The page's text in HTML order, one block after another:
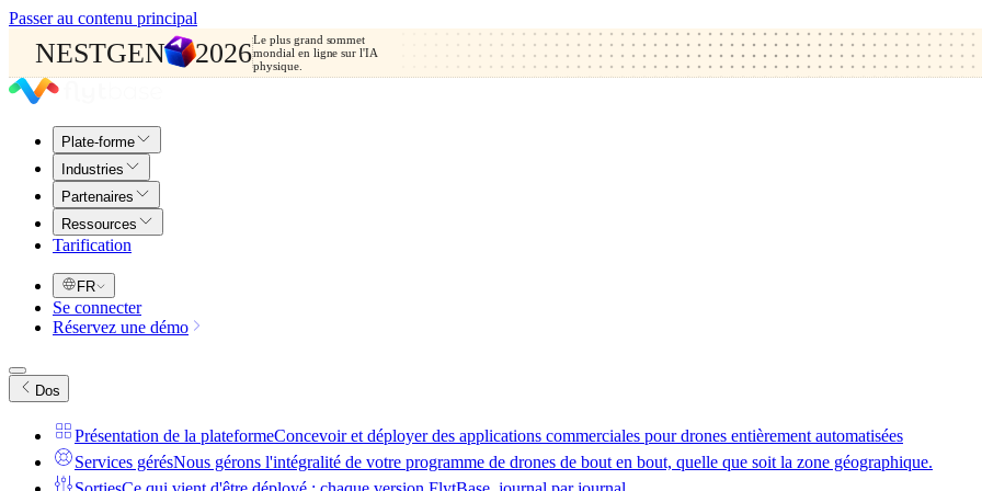
Passer au contenu principal
NESTGEN 2026Le plus grand sommet
mondial en ligne sur l'IA
physique.
Plate-forme
Industries
Partenaires
Ressources
Tarification
FR
Se connecter
Réservez une démo
Dos
Présentation de la plateformeConcevoir et déployer des applications commerciales pour drones entièrement automatisées
Services gérésNous gérons l'intégralité de votre programme de drones de bout en bout, quelle que soit la zone géographique.